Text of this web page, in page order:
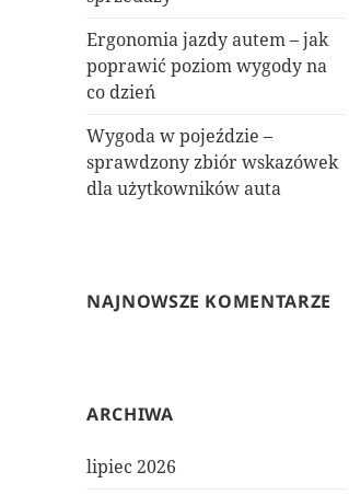
Ergonomia jazdy autem – jak
poprawić poziom wygody na
co dzień
Wygoda w pojeździe –
sprawdzony zbiór wskazówek
dla użytkowników auta
NAJNOWSZE KOMENTARZE
ARCHIWA
lipiec 2026